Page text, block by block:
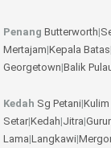
Penang Butterworth|
Mertajam|Kepala Batas
Georgetown|Balik
Kedah Sg Petani|Kulim
Setar|Kedah|Jitra|
Lama|Langkawi|